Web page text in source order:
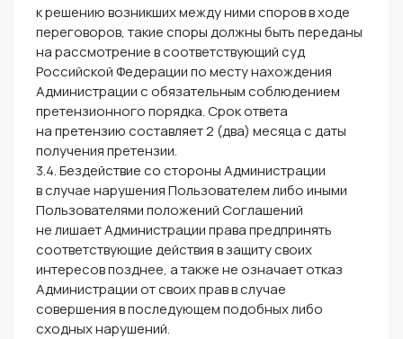
к решению возникших между ними споров в ходе
переговоров, такие споры должны быть переданы
на рассмотрение в соответствующий суд
Российской Федерации по месту нахождения
Администрации с обязательным соблюдением
претензионного порядка. Срок ответа
на претензию составляет 2 (два) месяца с даты
получения претензии.
3.4. Бездействие со стороны Администрации
в случае нарушения Пользователем либо иными
Пользователями положений Соглашений
не лишает Администрации права предпринять
соответствующие действия в защиту своих
интересов позднее, а также не означает отказ
Администрации от своих прав в случае
совершения в последующем подобных либо
сходных нарушений.